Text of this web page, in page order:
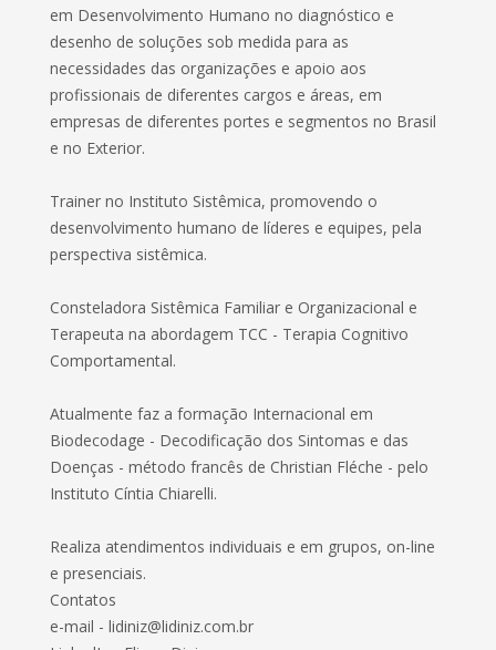
em Desenvolvimento Humano no diagnóstico e
desenho de soluções sob medida para as
necessidades das organizações e apoio aos
profissionais de diferentes cargos e áreas, em
empresas de diferentes portes e segmentos no Brasil
e no Exterior.
Trainer no Instituto Sistêmica, promovendo o
desenvolvimento humano de líderes e equipes, pela
perspectiva sistêmica.
Consteladora Sistêmica Familiar e Organizacional e
Terapeuta na abordagem TCC - Terapia Cognitivo
Comportamental.
Atualmente faz a formação Internacional em
Biodecodage - Decodificação dos Sintomas e das
Doenças - método francês de Christian Fléche - pelo
Instituto Cíntia Chiarelli.
Realiza atendimentos individuais e em grupos, on-line
e presenciais.
Contatos
e-mail - lidiniz@lidiniz.com.br